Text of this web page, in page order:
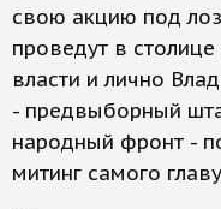
свою акцию под
проведут в
власти и лично
- предвыборный
народный фронт -
митинг самого